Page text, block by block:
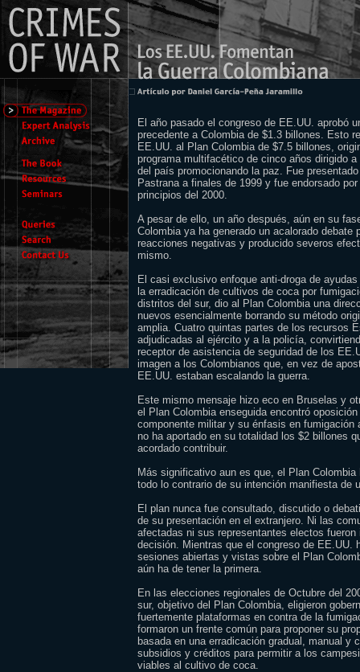
El año pasado el congreso de EE.UU. aprobó
precedente a Colombia de $1.3 billones. Esto
EE.UU. al Plan Colombia de $7.5 billones,
programa multifacético de cinco años dirigido
del país promocionando la paz. Fue
Pastrana a finales de 1999 y fue endorsado
principios del 2000.
A pesar de ello, un año después, aún en su
Colombia ya ha generado un acalorado debate
reacciones negativas y producido severos
mismo.
El casi exclusivo enfoque anti-droga de
la erradicación de cultivos de coca por
distritos del sur, dio al Plan Colombia una
nuevos esencialmente borrando su método
amplia. Cuatro quintas partes de los recursos
adjudicadas al ejército y a la policía,
receptor de asistencia de seguridad de los
imagen a los Colombianos que, en vez de
EE.UU. estaban escalando la guerra.
Este mismo mensaje hizo eco en Bruselas y
el Plan Colombia enseguida encontró
componente militar y su énfasis en fumigación
no ha aportado en su totalidad los $2 billones
acordado contribuir.
Más significativo aun es que, el Plan
todo lo contrario de su intención manifiesta de
El plan nunca fue consultado, discutido o
de su presentación en el extranjero. Ni las
afectadas ni sus representantes electos
decisión. Mientras que el congreso de EE.UU.
sesiones abiertas y vistas sobre el Plan
aún ha de tener la primera.
En las elecciones regionales de Octubre del
sur, objetivo del Plan Colombia, eligieron
fuertemente plataformas en contra de la
formaron un frente común para proponer su
basada en una erradicación gradual, manual y
subsidios y créditos para permitir a los
viables al cultivo de coca.